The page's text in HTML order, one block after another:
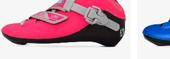
variations.
Les
options
peuvent